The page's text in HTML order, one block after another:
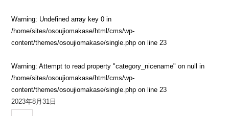
Warning: Undefined array key 0 in
/home/sites/osoujiomakase/html/cms/wp-
content/themes/osoujiomakase/single.php on line 23
Warning: Attempt to read property "category_nicename" on null in
/home/sites/osoujiomakase/html/cms/wp-
content/themes/osoujiomakase/single.php on line 23
2023年8月31日